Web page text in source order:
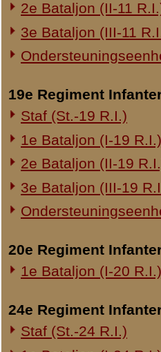
1e Bataljon (I-24 R.I.)
3e Bataljon (III-24 R.I.)
29e Regiment Infanterie (29 R.I.)
1e Bataljon (I-29 R.I.)
3e Bataljon (III-29 R.I.)
Ondersteuningseenheden 29 R.I.
Staf (St.-8 R.A.)
1e Afdeling (I-8 R.A.)
3e Afdeling (III-8 R.A.)
Overige legeronderdelen
3e Regiment Huzaren (3 R.H.)
Luchtdoelmitrailleurs en -artillerie
1-II Bataljon Pag.
1-IV Bataljon Pag.